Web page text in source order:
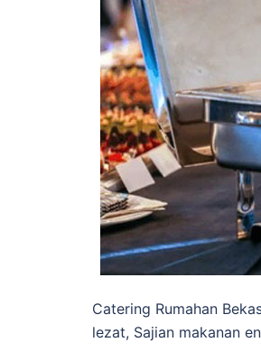
Catering Rumahan
lezat, Sajian makanan